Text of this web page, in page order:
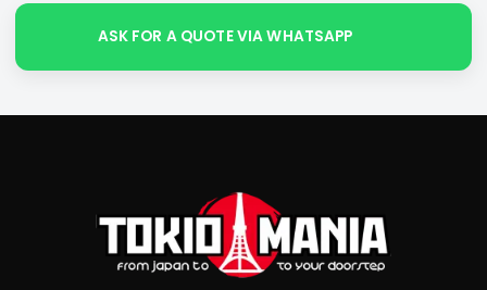
ASK FOR A QUOTE VIA WHATSAPP